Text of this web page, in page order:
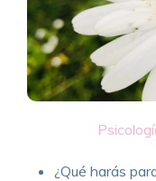
¿Qué harás